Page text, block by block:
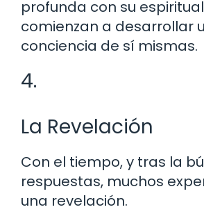
profunda con su
comienzan a desarrollar
conciencia de sí mismas.
4.
La Revelación
Con el tiempo, y tras la
respuestas, muchos
una revelación.